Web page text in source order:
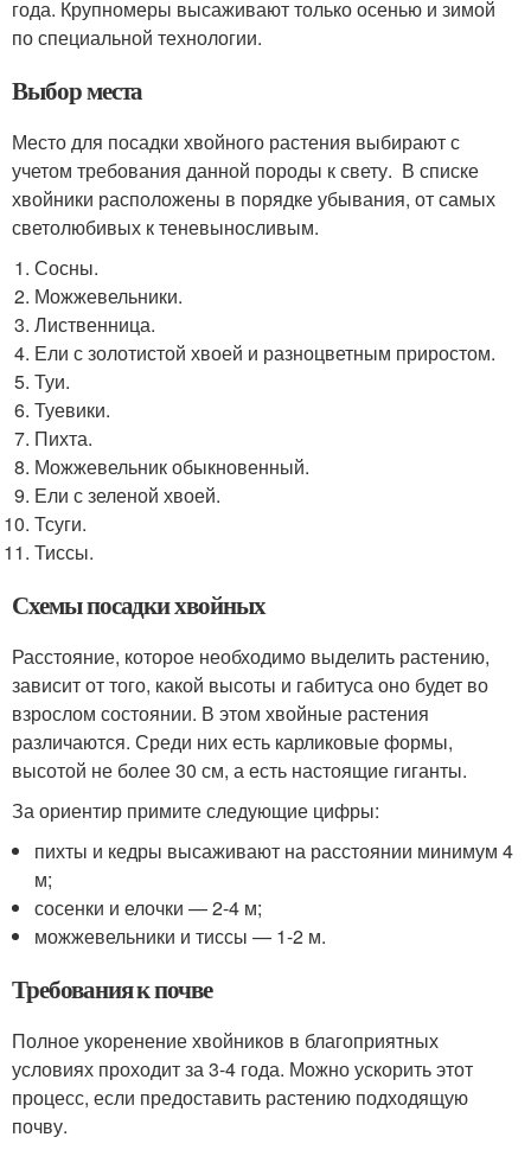
года. Крупномеры высаживают только осенью и зимой
по специальной технологии.
Выбор места
Место для посадки хвойного растения выбирают с
учетом требования данной породы к свету. В списке
хвойники расположены в порядке убывания, от самых
светолюбивых к теневыносливым.
Сосны.
Можжевельники.
Лиственница.
Ели с золотистой хвоей и разноцветным приростом.
Туи.
Туевики.
Пихта.
Можжевельник обыкновенный.
Ели с зеленой хвоей.
Тсуги.
Тиссы.
Схемы посадки хвойных
Расстояние, которое необходимо выделить растению,
зависит от того, какой высоты и габитуса оно будет во
взрослом состоянии. В этом хвойные растения
различаются. Среди них есть карликовые формы,
высотой не более 30 см, а есть настоящие гиганты.
За ориентир примите следующие цифры:
пихты и кедры высаживают на расстоянии минимум 4
м;
сосенки и елочки — 2-4 м;
можжевельники и тиссы — 1-2 м.
Требования к почве
Полное укоренение хвойников в благоприятных
условиях проходит за 3-4 года. Можно ускорить этот
процесс, если предоставить растению подходящую
почву.